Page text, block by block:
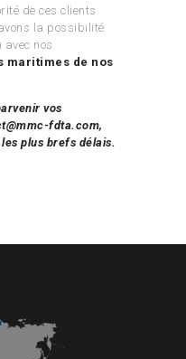
de ces clients
avons la possibilité
avec nos
maritimes de nos
vos
fdta.com,
plus brefs délais.